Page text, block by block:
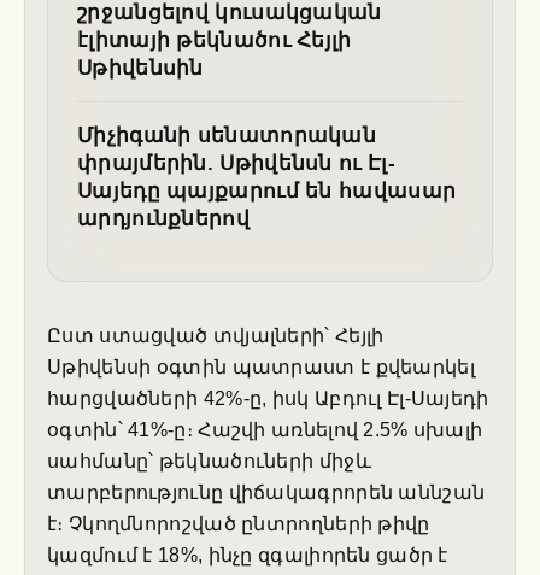
շրջանցելով կուսակցական
էլիտայի թեկնածու Հեյլի
Սթիվենսին
Միչիգանի սենատորական
փրայմերին. Սթիվենսն ու Էլ-
Սայեդը պայքարում են հավասար
արդյունքներով
Ըստ ստացված տվյալների՝ Հեյլի
Սթիվենսի օգտին պատրաստ է քվեարկել
հարցվածների 42%-ը, իսկ Աբդուլ Էլ-Սայեդի
օգտին՝ 41%-ը։ Հաշվի առնելով 2.5% սխալի
սահմանը՝ թեկնածուների միջև
տարբերությունը վիճակագրորեն աննշան
է։ Չկողմնորոշված ընտրողների թիվը
կազմում է 18%, ինչը զգալիորեն ցածր է